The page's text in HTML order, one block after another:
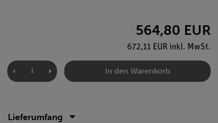
564,80 EUR
672,11 EUR inkl. MwSt.
In den Warenkorb
Lieferumfang